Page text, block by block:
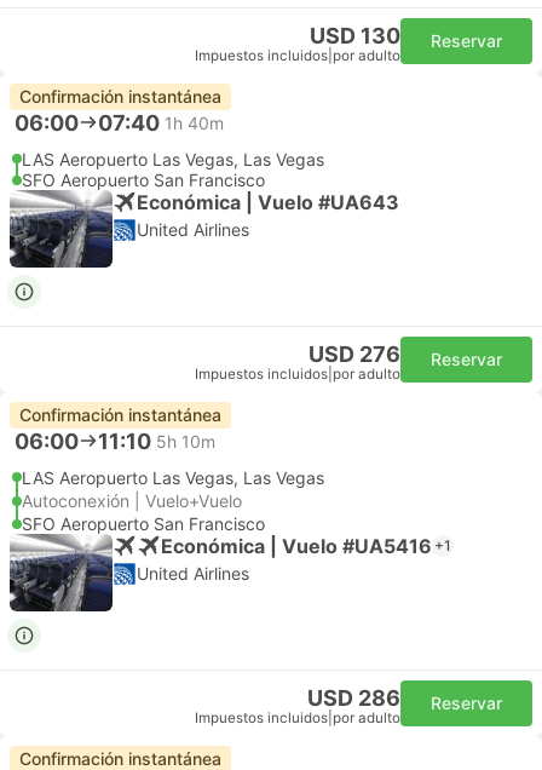
USD 130
Impuestos incluidos por adulto
Reservar
Confirmación instantánea
06:00 07:40 1h 40m
LAS Aeropuerto Las Vegas, Las Vegas
SFO Aeropuerto San Francisco
Económica | Vuelo #UA643
United Airlines
USD 276
Impuestos incluidos por adulto
Reservar
Confirmación instantánea
06:00 11:10 5h 10m
LAS Aeropuerto Las Vegas, Las Vegas
Autoconexión | Vuelo+Vuelo
SFO Aeropuerto San Francisco
Económica | Vuelo #UA5416 +1
United Airlines
USD 286
Impuestos incluidos por adulto
Reservar
Confirmación instantánea